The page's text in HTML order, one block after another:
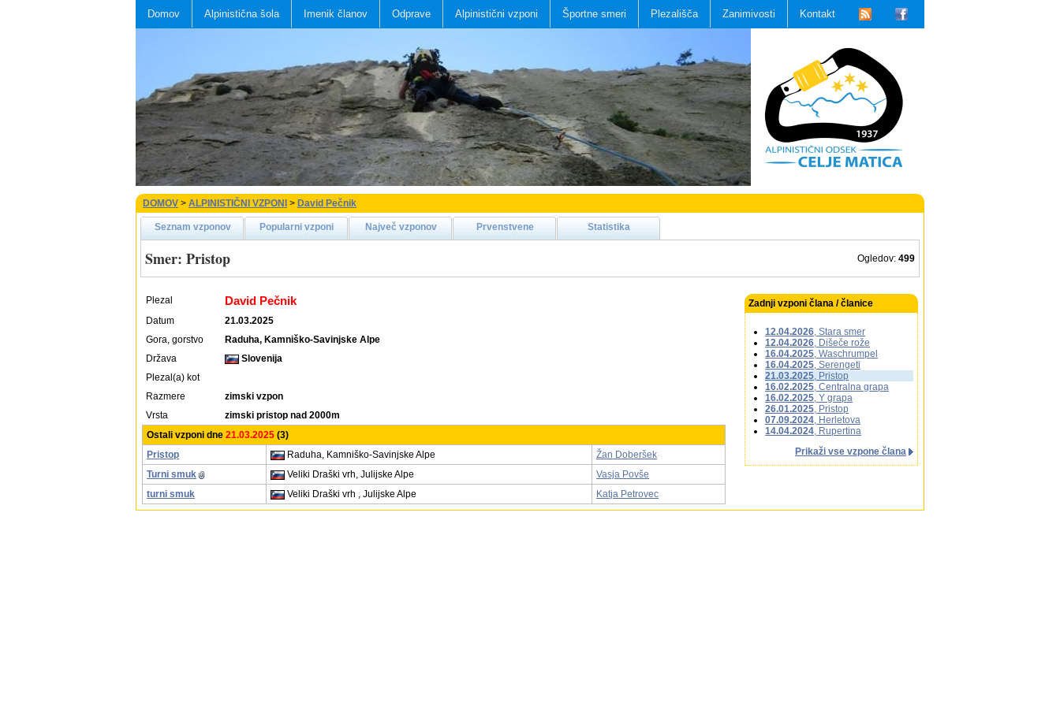
Domov Alpinistična šola Imenik članov Odprave Alpinistični vzponi Športne smeri Plezališča Zanimivosti Kontakt
DOMOV > ALPINISTIČNI VZPONI > David Pečnik
Seznam vzponov Popularni vzponi Največ vzponov Prvenstvene Statistika
Smer: Pristop Ogledov: 499
Plezal David Pečnik
Datum
21.03.2025
Gora, gorstvo
Raduha, Kamniško-Savinjske Alpe
Država
Slovenija
Plezal(a) kot
Razmere
zimski vzpon
Vrsta
zimski pristop nad 2000m
Ostali vzponi dne 21.03.2025 (3)
Pristop
Raduha, Kamniško-Savinjske Alpe
Žan Doberšek
Turni smuk
Veliki Draški vrh, Julijske Alpe
Vasja Povše
turni smuk
Veliki Draški vrh , Julijske Alpe Katja Petrovec
Zadnji vzponi člana / članice
12.04.2026, Stara smer
12.04.2026, Dišeče rože
16.04.2025, Waschrumpel
16.04.2025, Serengeti
21.03.2025, Pristop
16.02.2025, Centralna grapa
16.02.2025, Y grapa
26.01.2025, Pristop
07.09.2024, Herletova
14.04.2024, Rupertina
Prikaži vse vzpone člana